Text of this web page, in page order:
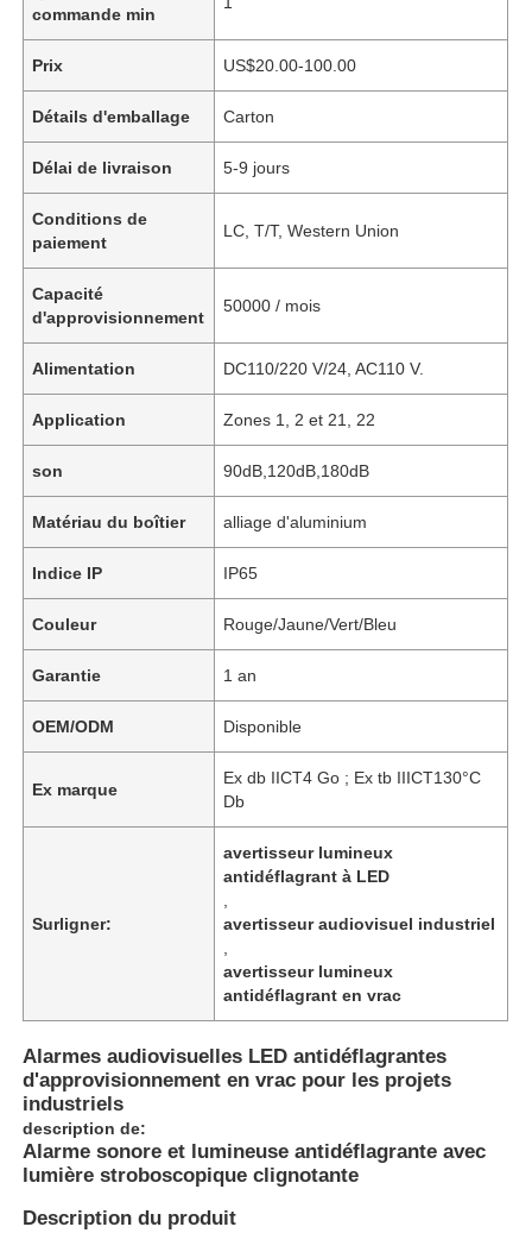
commande min
Prix US$20.00-100.00
Détails d'emballage Carton
Délai de livraison 5-9 jours
Conditions de
paiement
LC, T/T, Western Union
Capacité
d'approvisionnement
50000 / mois
Alimentation DC110/220 V/24, AC110 V.
Application Zones 1, 2 et 21, 22
son 90dB,120dB,180dB
Matériau du boîtier alliage d'aluminium
Indice IP IP65
Couleur Rouge/Jaune/Vert/Bleu
Garantie 1 an
OEM/ODM Disponible
Ex marque
Ex db IICT4 Go ; Ex tb IIICT130°C
Db
Surligner:
avertisseur lumineux
antidéflagrant à LED
avertisseur audiovisuel industriel
avertisseur lumineux
antidéflagrant en vrac
Alarmes audiovisuelles LED antidéflagrantes
d'approvisionnement en vrac pour les projets
industriels
description de:
Alarme sonore et lumineuse antidéflagrante avec
lumière stroboscopique clignotante
Description du produit